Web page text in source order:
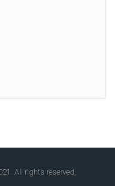
All rights reserved.